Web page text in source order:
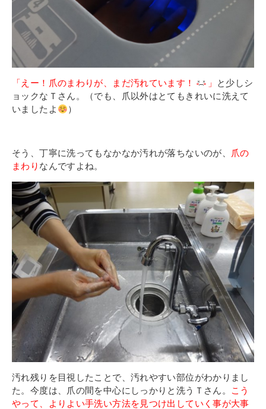
「えー！爪のまわりが、まだ汚れています！ 」
と少しシ
ョックなＴさん。（でも、爪以外はとてもきれいに洗えて
いましたよ
）
そう、丁寧に洗ってもなかなか汚れが落ちないのが、
爪の
まわり なんですよね。
汚れ残りを目視したことで、汚れやすい部位がわかりまし
た。 今度は、爪の間を中心にしっかりと洗うＴさん。
こう
やって、よりよい手洗い方法を見つけ出していく事が大事